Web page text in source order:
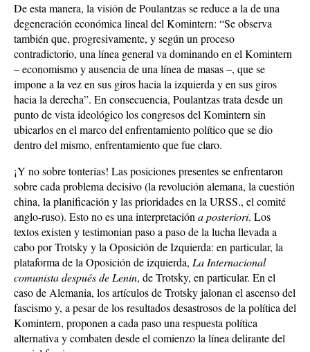
De esta manera, la visión de Poulantzas se reduce a la de una
degeneración económica lineal del Komintern: “Se observa
también que, progresivamente, y según un proceso
contradictorio, una línea general va dominando en el Komintern
– economismo y ausencia de una línea de masas –, que se
impone a la vez en sus giros hacia la izquierda y en sus giros
hacia la derecha”. En consecuencia, Poulantzas trata desde un
punto de vista ideológico los congresos del Komintern sin
ubicarlos en el marco del enfrentamiento político que se dio
dentro del mismo, enfrentamiento que fue claro.
¡Y no sobre tonterías! Las posiciones presentes se enfrentaron
sobre cada problema decisivo (la revolución alemana, la cuestión
china, la planificación y las prioridades en la URSS., el comité
anglo-ruso). Esto no es una interpretación a posteriori. Los
textos existen y testimonian paso a paso de la lucha llevada a
cabo por Trotsky y la Oposición de Izquierda: en particular, la
plataforma de la Oposición de izquierda, La Internacional
comunista después de Lenin, de Trotsky, en particular. En el
caso de Alemania, los artículos de Trotsky jalonan el ascenso del
fascismo y, a pesar de los resultados desastrosos de la política del
Komintern, proponen a cada paso una respuesta política
alternativa y combaten desde el comienzo la línea delirante del